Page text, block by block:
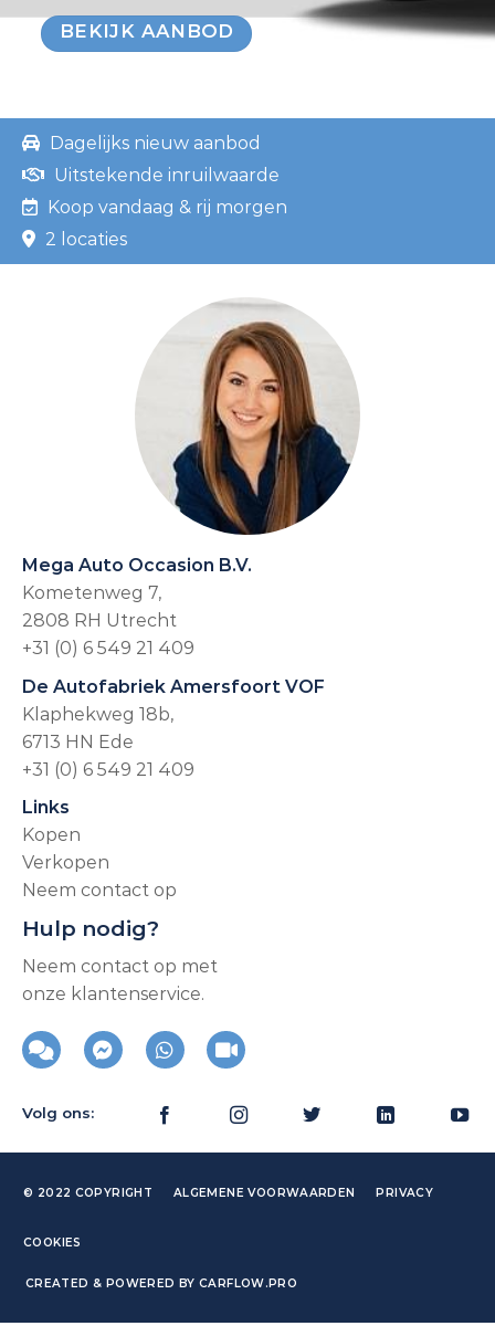
BEKIJK AANBOD
Dagelijks nieuw aanbod
Uitstekende inruilwaarde
Koop vandaag & rij morgen
2 locaties
Mega Auto Occasion B.V.
Kometenweg 7,
2808 RH Utrecht
+31 (0) 6 549 21 409
De Autofabriek Amersfoort VOF
Klaphekweg 18b,
6713 HN Ede
+31 (0) 6 549 21 409
Links
Kopen
Verkopen
Neem contact op
Hulp nodig?
Neem contact op met
onze klantenservice.
Volg ons:
© 2022 COPYRIGHT ALGEMENE VOORWAARDEN PRIVACY
COOKIES
CREATED & POWERED BY CARFLOW.PRO